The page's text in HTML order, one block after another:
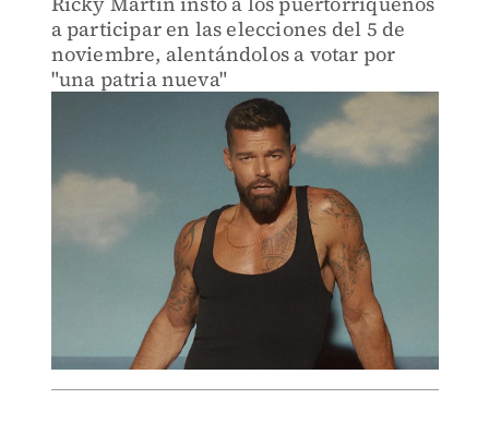
a participar en las elecciones del 5 de
noviembre, alentándolos a votar por
"una patria nueva"